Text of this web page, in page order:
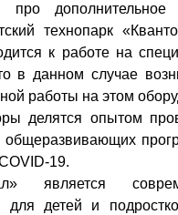
дополнительное
технопарк
к работе на
в данном случае
работы на этом
делятся опытом
общеразвивающих
19.
является
для детей и